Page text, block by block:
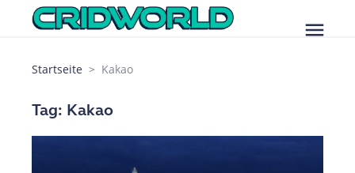
menu
Startseite Kakao
Tag: Kakao